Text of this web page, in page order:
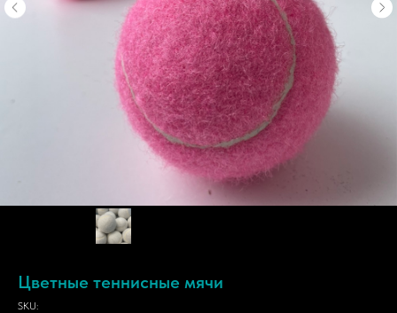
Цветные теннисные мячи
SKU: